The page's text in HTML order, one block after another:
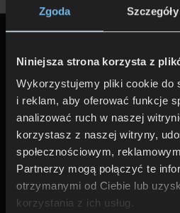
Zgoda Szczegóły
Niniejsza strona korzysta z
Wykorzystujemy pliki cookie do
i reklam, aby oferować funkcje
analizować ruch w naszej
korzystasz z naszej witryny,
społecznościowym,
Partnerzy mogą połączyć te
otrzymanymi od Ciebie lub
korzystania z ich usług.
Promocje
Oferty specjalne
Łóżko z materacem
Promocje
Outlet
Outlet TEMPUR®
Wyprzedaż pościeli
Dołącz do Newslettera